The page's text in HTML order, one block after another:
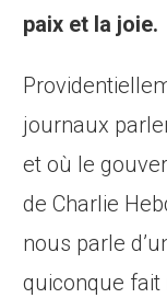
paix et la joie.
journaux
et où le
de Charlie
nous parle
quiconque fait